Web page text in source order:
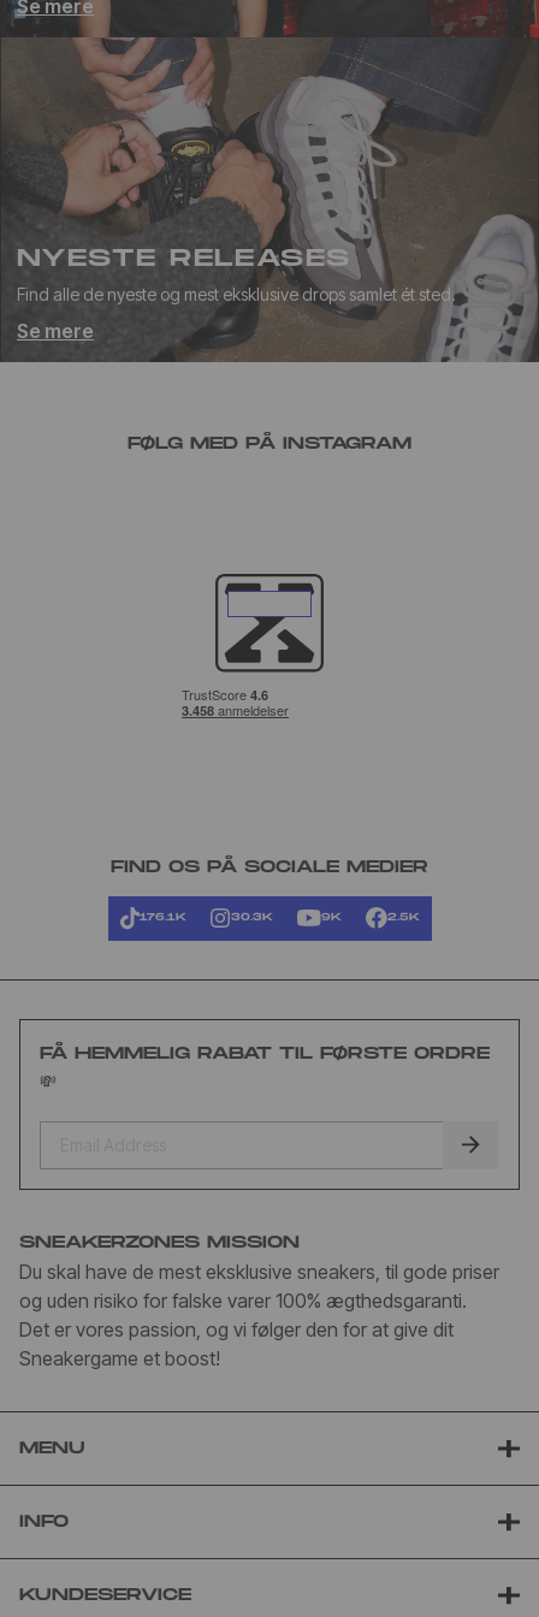
Se mere
NYESTE RELEASES
Find alle de nyeste og mest eksklusive drops samlet ét sted.
Se mere
FØLG MED PÅ INSTAGRAM
FIND OS PÅ SOCIALE MEDIER
176.1K 30.3K 9K 2.5K
FÅ HEMMELIG RABAT TIL FØRSTE ORDRE
💸
SNEAKERZONES MISSION
Du skal have de mest eksklusive sneakers, til gode priser
og uden risiko for falske varer 100% ægthedsgaranti.
Det er vores passion, og vi følger den for at give dit
Sneakergame et boost!
MENU
INFO
KUNDESERVICE